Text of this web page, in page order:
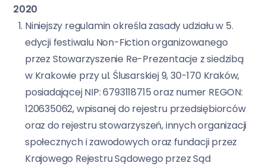
2020
Niniejszy regulamin określa zasady udziału w 5.
edycji festiwalu Non-Fiction organizowanego
przez Stowarzyszenie Re-Prezentacje z siedzibą
w Krakowie przy ul. Ślusarskiej 9, 30-170 Kraków,
posiadającej NIP: 6793118715 oraz numer REGON:
120635062, wpisanej do rejestru przedsiębiorców
oraz do rejestru stowarzyszeń, innych organizacji
społecznych i zawodowych oraz fundacji przez
Krajowego Rejestru Sądowego przez Sąd